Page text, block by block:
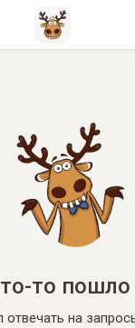
то пошло
отвечать на